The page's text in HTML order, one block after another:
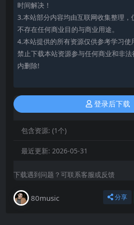
时间解决！
3.本站部分内容均由互联网收集整理，
不存在任何商业目的与商业用途。
4.本站提供的所有资源仅供参考学习使
禁止下载本站资源参与任何商业和非
内删除!
登录后下载
包含资源: (1个)
最近更新: 2026-05-31
下载遇到问题？可联系客服或反馈
80music 分享